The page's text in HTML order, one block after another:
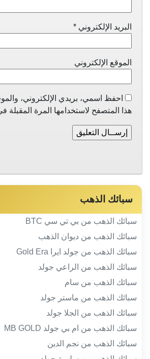
البريد الإلكتروني *
الموقع الإلكتروني
احفظ اسمي، بريدي الإلكتروني،
هذا المتصفح لاستخدامها المرة المقبلة
سبائك الذهب
سبائك الذهب من بي تي سي BTC
سبائك الذهب من ديوان الذهب
سبائك الذهب من جولد ايرا Gold Era
سبائك الذهب من الراعي جولد
سبائك الذهب من سام
سبائك الذهب من ماستر جولد
سبائك الذهب من الجلا جولد
سبائك الذهب من ام بي جولد MB GOLD
سبائك الذهب من نجم الدين